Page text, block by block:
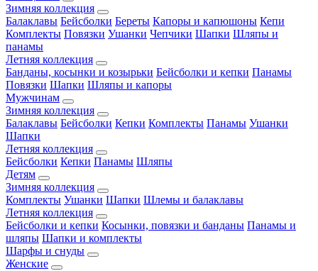
Зимняя коллекция
Балаклавы Бейсболки Береты Капоры и капюшоны Кепи
Комплекты Повязки Ушанки Чепчики Шапки Шляпы и
панамы
Летняя коллекция
Банданы, косынки и козырьки Бейсболки и кепки Панамы
Повязки Шапки Шляпы и капоры
Мужчинам
Зимняя коллекция
Балаклавы Бейсболки Кепки Комплекты Панамы Ушанки
Шапки
Летняя коллекция
Бейсболки Кепки Панамы Шляпы
Детям
Зимняя коллекция
Комплекты Ушанки Шапки Шлемы и балаклавы
Летняя коллекция
Бейсболки и кепки Косынки, повязки и банданы Панамы и
шляпы Шапки и комплекты
Шарфы и снуды
Женские